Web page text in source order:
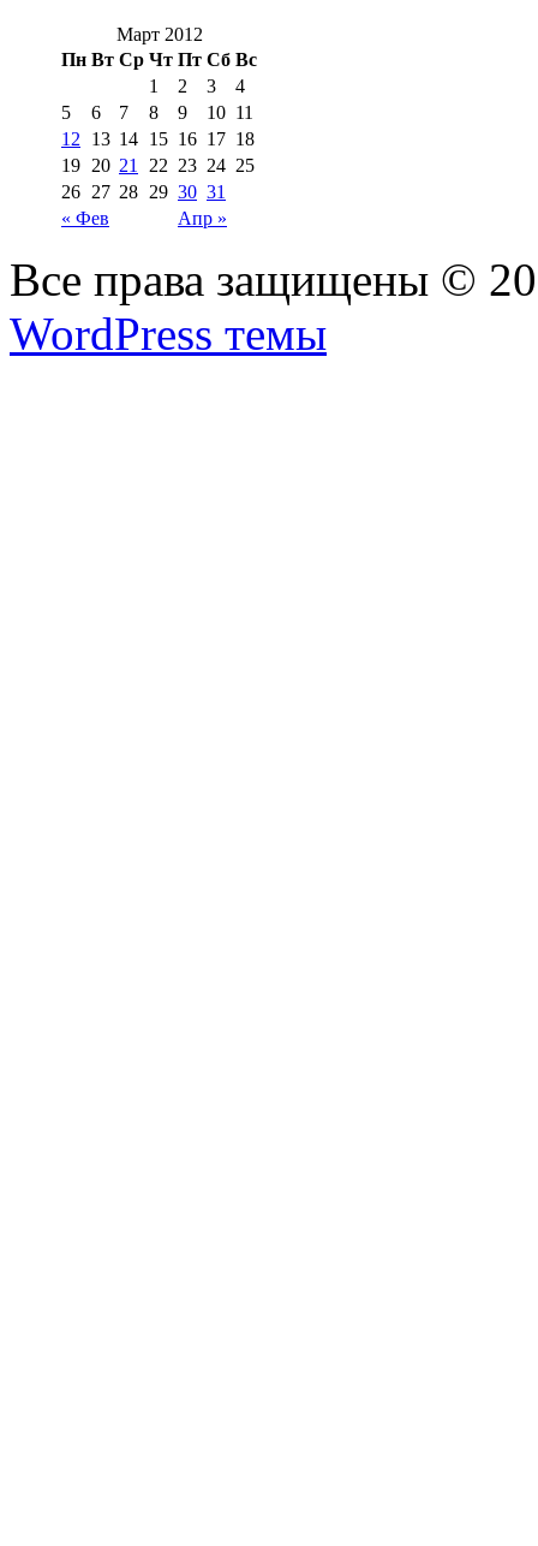
Март 2012
Пн Вт Ср Чт Пт Сб Вс
« Фев Апр »
1 2 3
4
5
6 7 8 9 10 11
12
13 14 15 16 17 18
19 20 21 22 23 24 25
26 27 28 29 30 31
Все права защищены ©
WordPress темы